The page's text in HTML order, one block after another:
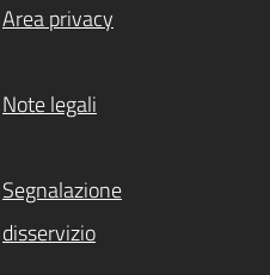
Area privacy
Note legali
Segnalazione
disservizio